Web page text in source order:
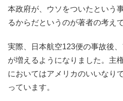
本政府が、ウソをついたという
るからだというのが著者の考えで
実際、日本航空123便の事故後
が増えるようになりました。主
においてはアメリカのいいなり
っています。